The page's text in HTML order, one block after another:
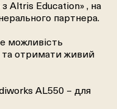
Altris Education» , на
партнера.
можливість
та отримати живий
AL550 – для